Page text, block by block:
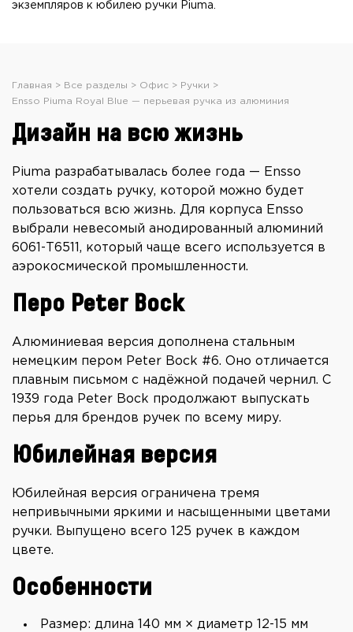
экземпляров к юбилею ручки Piuma.
Главная Все разделы Офис
Ручки
Ensso Piuma Royal Blue — перьевая ручка из алюминия
Дизайн на всю жизнь
Piuma разрабатывалась более года — Ensso
хотели создать ручку, которой можно будет
пользоваться всю жизнь. Для корпуса Ensso
выбрали невесомый анодированный алюминий
6061-T6511, который чаще всего используется в
аэрокосмической промышленности.
Перо Peter Bock
Алюминиевая версия дополнена стальным
немецким пером Peter Bock #6. Оно отличается
плавным письмом с надёжной подачей чернил. С
1939 года Peter Bock продолжают выпускать
перья для брендов ручек по всему миру.
Юбилейная версия
Юбилейная версия ограничена тремя
непривычными яркими и насыщенными цветами
ручки. Выпущено всего 125 ручек в каждом
цвете.
Особенности
Размер: длина 140 мм × диаметр 12-15 мм